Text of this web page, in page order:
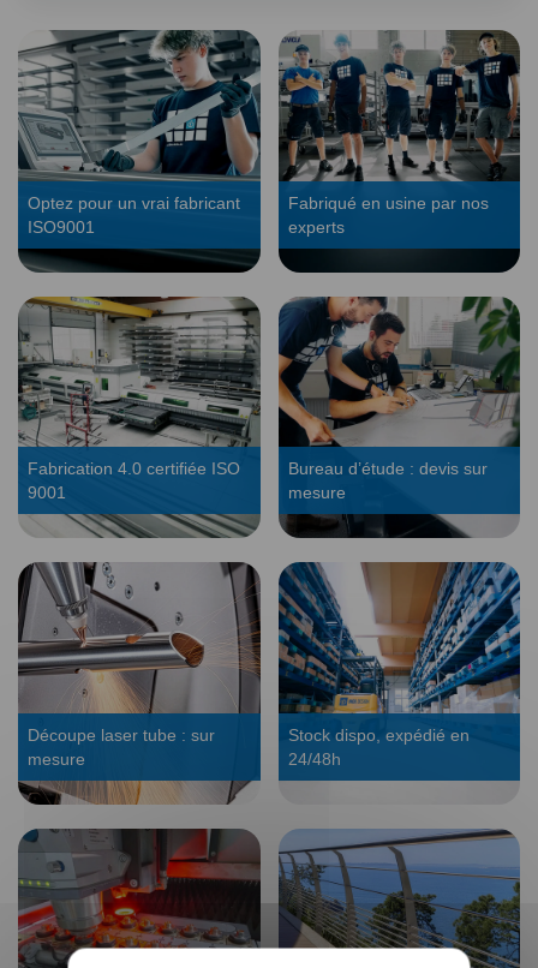
Optez pour un vrai fabricant
ISO9001
Fabriqué en usine par nos
experts
Fabrication 4.0 certifiée ISO
9001
Bureau d’étude : devis sur
mesure
Découpe laser tube : sur
mesure
Stock dispo, expédié en
24/48h